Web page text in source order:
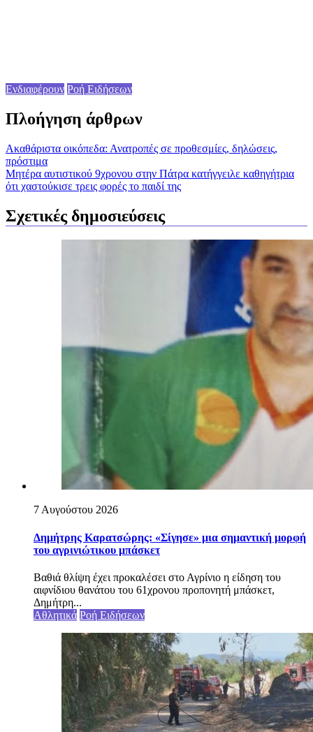
Ενδιαφέρουν Ροή Ειδήσεων
Πλοήγηση άρθρων
Ακαθάριστα οικόπεδα: Ανατροπές σε προθεσμίες, δηλώσεις,
πρόστιμα
Μητέρα αυτιστικού 9χρονου στην Πάτρα κατήγγειλε καθηγήτρια
ότι χαστούκισε τρεις φορές το παιδί της
Σχετικές δημοσιεύσεις
7 Αυγούστου 2026
Δημήτρης Καρατσώρης: «Σίγησε» μια σημαντική μορφή
του αγρινιώτικου μπάσκετ
Βαθιά θλίψη έχει προκαλέσει στο Αγρίνιο η είδηση του
αιφνίδιου θανάτου του 61χρονου προπονητή μπάσκετ,
Δημήτρη...
Αθλητικά Ροή Ειδήσεων